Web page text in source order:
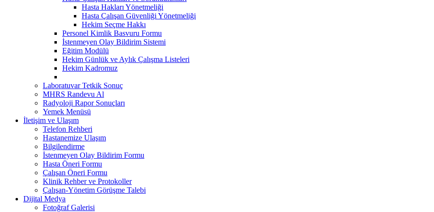
Hasta Hakları Yönetmeliği
Hasta Çalışan Güvenliği Yönetmeliği
Hekim Seçme Hakkı
Personel Kimlik Basvuru Formu
İstenmeyen Olay Bildirim Sistemi
Eğitim Modülü
Hekim Günlük ve Aylık Çalışma Listeleri
Hekim Kadromuz
Laboratuvar Tetkik Sonuç
MHRS Randevu Al
Radyoloji Rapor Sonuçları
Yemek Menüsü
İletişim ve Ulaşım
Telefon Rehberi
Hastanemize Ulaşım
Bilgilendirme
İstenmeyen Olay Bildirim Formu
Hasta Öneri Formu
Çalışan Öneri Formu
Klinik Rehber ve Protokoller
Çalışan-Yönetim Görüşme Talebi
Dijital Medya
Fotoğraf Galerisi